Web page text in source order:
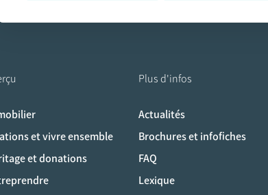
sociaux
et vivre ensemble
et donations
Plus d'infos
Actualités
Brochures et infofiches
FAQ
Lexique